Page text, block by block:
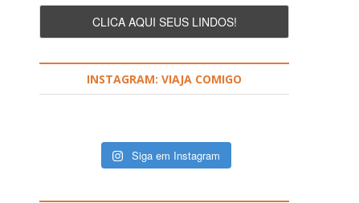
INSTAGRAM: VIAJA COMIGO
Siga em Instagram